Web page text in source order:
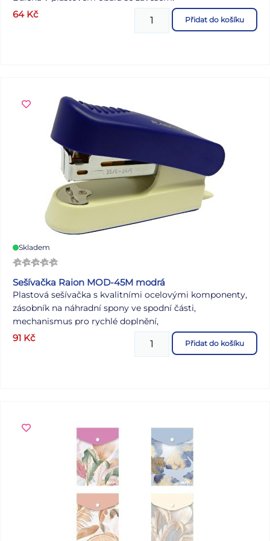
64 Kč Přidat do košíku
Skladem
Sešívačka Raion MOD-45M modrá
Plastová sešívačka s kvalitními ocelovými komponenty,
zásobník na náhradní spony ve spodní části,
mechanismus pro rychlé doplnění,
integrovaný rozešívač,
91 Kč Přidat do košíku